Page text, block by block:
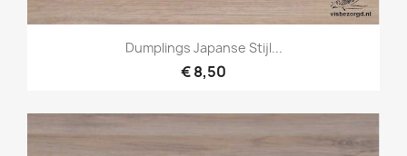
Dumplings Japanse Stijl...
€ 8,50